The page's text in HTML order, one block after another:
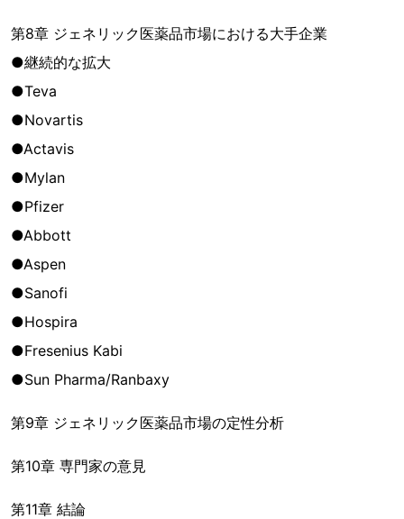
第8章 ジェネリック医薬品市場における大手企業
●継続的な拡大
●Teva
●Novartis
●Actavis
●Mylan
●Pfizer
●Abbott
●Aspen
●Sanofi
●Hospira
●Fresenius Kabi
●Sun Pharma/Ranbaxy
第9章 ジェネリック医薬品市場の定性分析
第10章 専門家の意見
第11章 結論